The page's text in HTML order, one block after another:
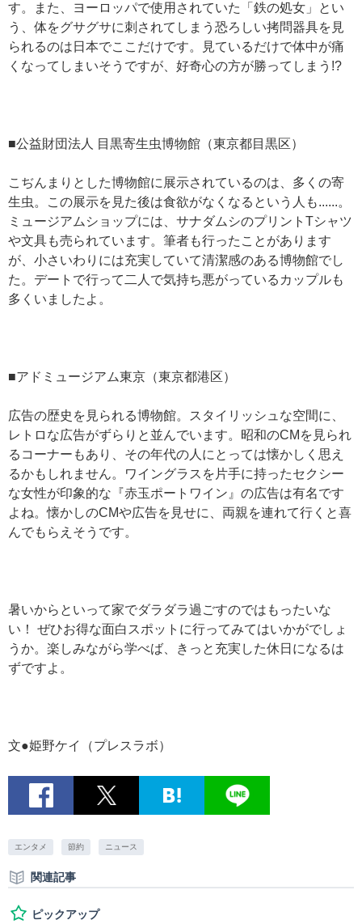
す。また、ヨーロッパで使用されていた「鉄の処女」とい
う、体をグサグサに刺されてしまう恐ろしい拷問器具を見
られるのは日本でここだけです。見ているだけで体中が痛
くなってしまいそうですが、好奇心の方が勝ってしまう!?
■公益財団法人 目黒寄生虫博物館（東京都目黒区）
こぢんまりとした博物館に展示されているのは、多くの寄
生虫。この展示を見た後は食欲がなくなるという人も......。
ミュージアムショップには、サナダムシのプリントTシャツ
や文具も売られています。筆者も行ったことがあります
が、小さいわりには充実していて清潔感のある博物館でし
た。デートで行って二人で気持ち悪がっているカップルも
多くいましたよ。
■アドミュージアム東京（東京都港区）
広告の歴史を見られる博物館。スタイリッシュな空間に、
レトロな広告がずらりと並んでいます。昭和のCMを見られ
るコーナーもあり、その年代の人にとっては懐かしく思え
るかもしれません。ワイングラスを片手に持ったセクシー
な女性が印象的な『赤玉ポートワイン』の広告は有名です
よね。懐かしのCMや広告を見せに、両親を連れて行くと喜
んでもらえそうです。
暑いからといって家でダラダラ過ごすのではもったいな
い！ ぜひお得な面白スポットに行ってみてはいかがでしょ
うか。楽しみながら学べば、きっと充実した休日になるは
ずですよ。
文●姫野ケイ（プレスラボ）
エンタメ 節約 ニュース
関連記事
ピックアップ